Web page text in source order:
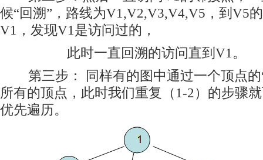
候“回溯”，路线为V1,V2,V3,V4,V5，到V5
V1，发现V1是访问过的，
此时一直回溯的访问直到V1。
第三步： 同样有的图中通过一个顶点的
所有的顶点，此时我们重复（1-2）的步骤
优先遍历。